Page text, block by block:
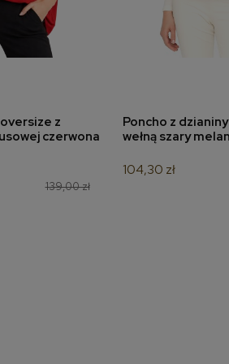
koszyka
z
czerwona
139,00 zł
dodaj do
Poncho z
wełną szary
104,30 zł